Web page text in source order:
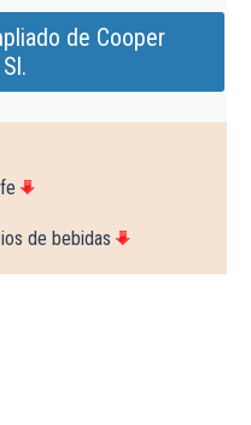
de Cooper
de bebidas